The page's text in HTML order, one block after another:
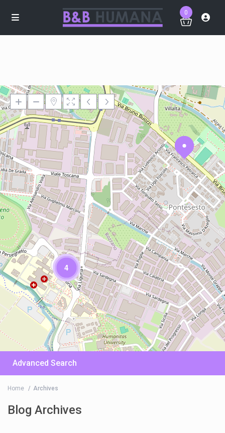
0
4
Loading Maps
Advanced Search
Home Archives
Blog Archives